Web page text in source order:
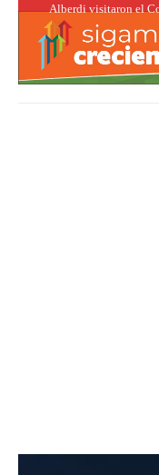
Alberdi visitaron el